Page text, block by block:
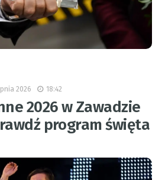
2026 18:42
2026 w Zawadzie
program święta